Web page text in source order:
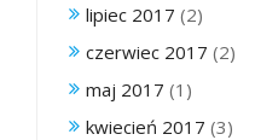
lipiec 2017 (2)
czerwiec 2017 (2)
maj 2017 (1)
kwiecień 2017 (3)